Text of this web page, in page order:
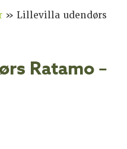
»Lillevilla udendørs
Ratamo –